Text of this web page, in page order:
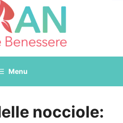
Menu
nocciole: